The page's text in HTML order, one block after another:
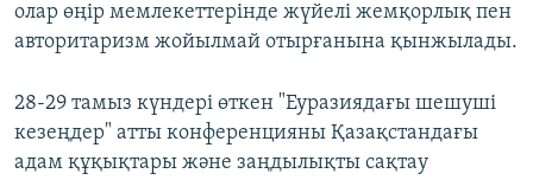
олар өңір мемлекеттерінде жүйелі жемқорлық пен
авторитаризм жойылмай отырғанына қынжылады.
28-29 тамыз күндері өткен "Еуразиядағы шешуші
кезеңдер" атты конференцияны Қазақстандағы
адам құқықтары және заңдылықты сақтау